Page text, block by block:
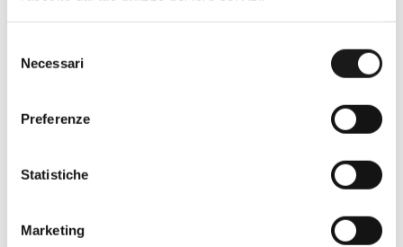
delNecessari
Preferenze
Statistiche
Marketing
Lazio. Da sempre soddisfiamo i nostri